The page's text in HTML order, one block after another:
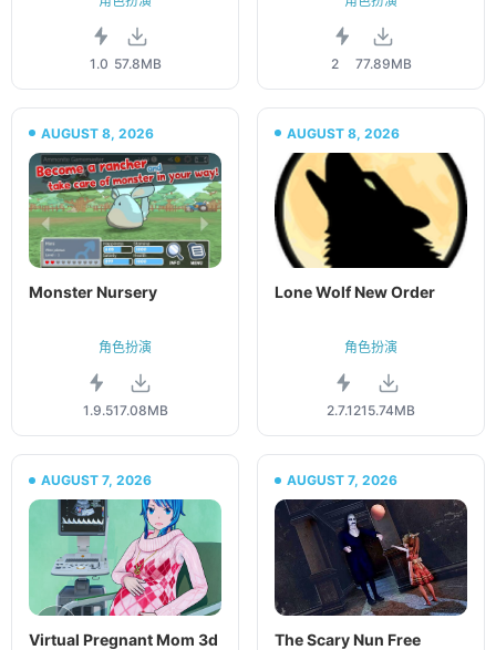
1.0 57.8MB 2 77.89MB
AUGUST 8, 2026
Monster Nursery
角色扮演
1.9.517.08MB
AUGUST 8, 2026
Lone Wolf New Order
角色扮演
2.7.1215.74MB
AUGUST 7, 2026
Virtual Pregnant Mom 3d
AUGUST 7, 2026
The Scary Nun Free